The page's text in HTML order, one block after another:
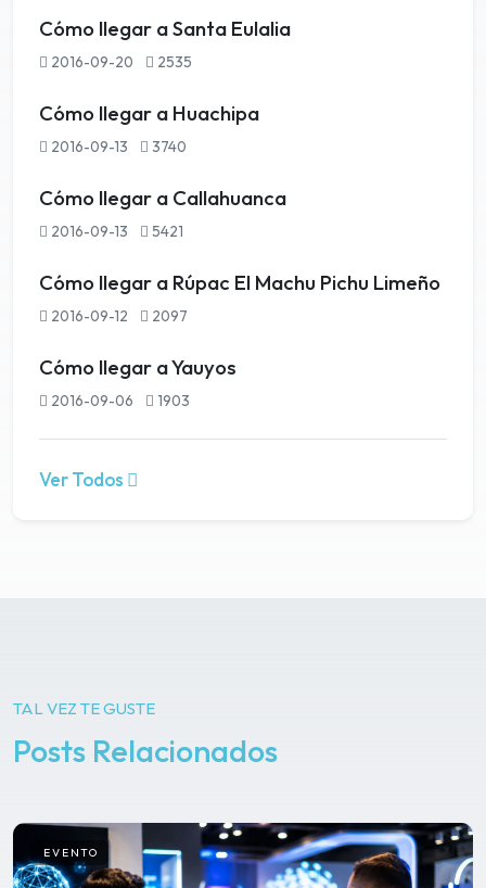
Cómo llegar a Santa Eulalia
2016-09-20 2535
Cómo llegar a Huachipa
2016-09-13 3740
Cómo llegar a Callahuanca
2016-09-13 5421
Cómo llegar a Rúpac El Machu Pichu Limeño
2016-09-12 2097
Cómo llegar a Yauyos
2016-09-06 1903
Ver Todos
TAL VEZ TE GUSTE
Posts Relacionados
EVENTO